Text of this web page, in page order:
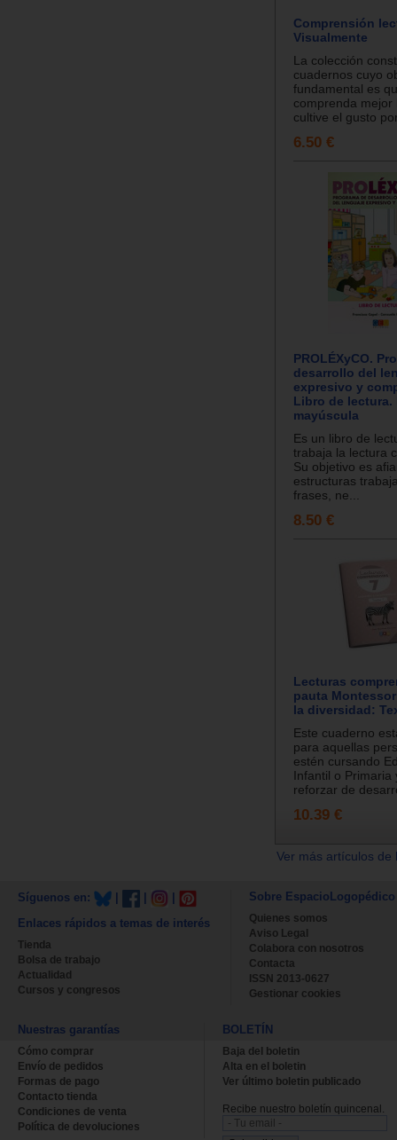
Comprensión
Visualmente
La colección
cuadernos cuyo
fundamental es
comprenda mejor
cultive el gusto
6.50 €
PROLÉXyCO.
desarrollo del
expresivo y
Libro de lectura.
mayúscula
Es un libro de
trabaja la lectura
Su objetivo es
estructuras
frases, ne...
8.50 €
Lecturas
pauta
la diversidad:
Este cuaderno
para aquellas
estén cursando
Infantil o Primaria
reforzar de
10.39 €
Ver más artículos
Síguenos en:
Enlaces rápidos a temas de interés
Tienda
Bolsa de trabajo
Actualidad
Cursos y congresos
Sobre EspacioLogopédico
Quienes somos
Aviso Legal
Colabora con nosotros
Contacta
ISSN 2013-0627
Gestionar cookies
Nuestras garantías
Cómo comprar
Envío de pedidos
Formas de pago
Contacto tienda
Condiciones de venta
Política de devoluciones
BOLETÍN
Baja del boletin
Alta en el boletin
Ver último boletin publicado
Recibe nuestro boletín quincenal.